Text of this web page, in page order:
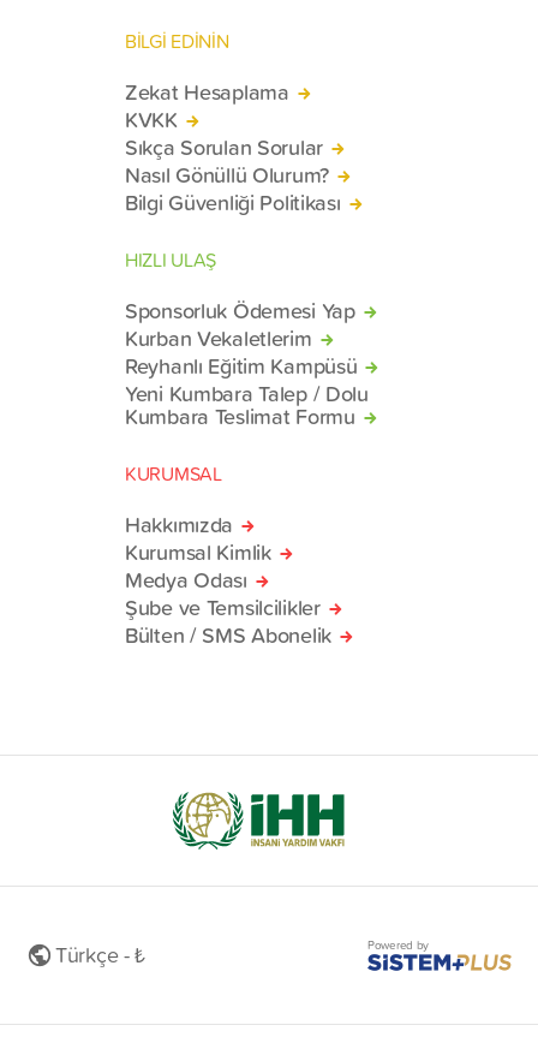
BİLGİ EDİNİN
Zekat Hesaplama
KVKK
Sıkça Sorulan Sorular
Nasıl Gönüllü Olurum?
Bilgi Güvenliği Politikası
HIZLI ULAŞ
Sponsorluk Ödemesi Yap
Kurban Vekaletlerim
Reyhanlı Eğitim Kampüsü
Yeni Kumbara Talep / Dolu
Kumbara Teslimat Formu
KURUMSAL
Hakkımızda
Kurumsal Kimlik
Medya Odası
Şube ve Temsilcilikler
Bülten / SMS Abonelik
Türkçe - ₺ Powered by